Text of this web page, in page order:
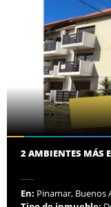
2 AMBIENTES MÁS
En: Pinamar, Buenos